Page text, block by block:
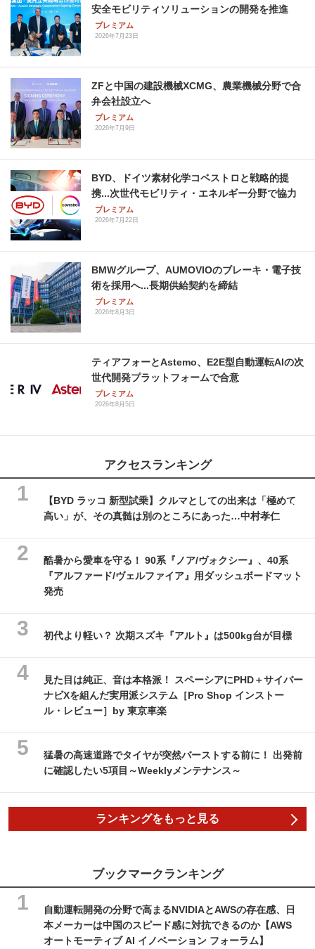
安全モビリティソリューションの開発を推進
プレミアム
2026年7月23日
ZFと中国の建設機械XCMG、農業機械分野で合
弁会社設立へ
プレミアム
2026年7月9日
BYD、ドイツ素材化学コベストロと戦略的提
携...次世代モビリティ・エネルギー分野で協力
プレミアム
2026年7月22日
BMWグループ、AUMOVIOのブレーキ・電子技
術を採用へ...長期供給契約を締結
プレミアム
2026年8月3日
ティアフォーとAstemo、E2E型自動運転AIの次
世代開発プラットフォームで合意
プレミアム
2026年8月5日
アクセスランキング
【BYD ラッコ 新型試乗】クルマとしての出来は「極めて
高い」が、その真髄は別のところにあった…中村孝仁
酷暑から愛車を守る！ 90系『ノア/ヴォクシー』、40系
『アルファード/ヴェルファイア』用ダッシュボードマット
発売
初代より軽い？ 次期スズキ『アルト』は500kg台が目標
見た目は純正、音は本格派！ スペーシアにPHD＋サイバー
ナビXを組んだ実用派システム［Pro Shop インストー
ル・レビュー］by 東京車楽
猛暑の高速道路でタイヤが突然バーストする前に！ 出発前
に確認したい5項目～Weeklyメンテナンス～
ランキングをもっと見る
ブックマークランキング
自動運転開発の分野で高まるNVIDIAとAWSの存在感、日
本メーカーは中国のスピード感に対抗できるのか【AWS
オートモーティブ AI イノベーション フォーラム】